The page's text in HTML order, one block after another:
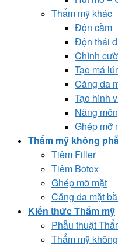
Thẩm mỹ khác
Độn cằm
Độn thái
Chỉnh
Tạo má
Căng da
Tạo hình
Nâng
Ghép mỡ
Thẩm mỹ không
Tiêm Filler
Tiêm Botox
Ghép mỡ mặt
Căng da mặt
Kiến thức Thẩm mỹ
Phẫu thuật
Thẩm mỹ